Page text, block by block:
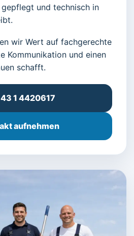
und technisch in
wir Wert auf fachgerechte
Kommunikation und einen
schafft.
1 4420617
aufnehmen